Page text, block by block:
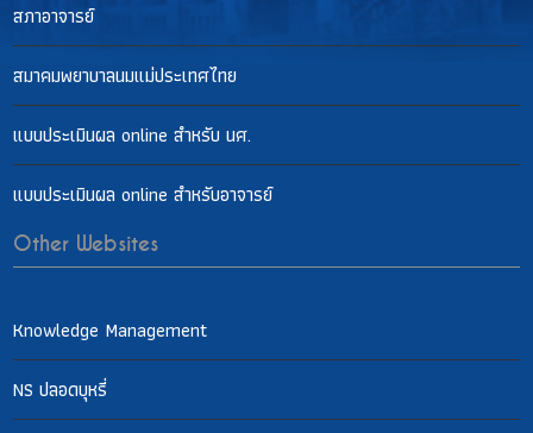
สภาอาจารย์
สมาคมพยาบาลนมแม่ประเทศไทย
แบบประเมินผล online สำหรับ นศ.
แบบประเมินผล online สำหรับอาจารย์
Other Websites
Knowledge Management
NS ปลอดบุหรี่